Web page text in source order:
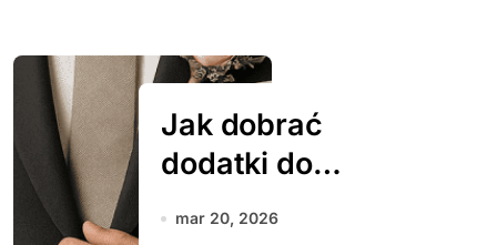
Jak dobrać
dodatki do
garnituru pana
mar 20, 2026